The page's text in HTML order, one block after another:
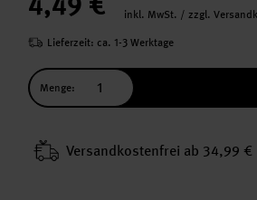
inkl. MwSt. / zzgl.
Lieferzeit: ca. 1-3 Werktage
Menge:
Versand­kosten­frei ab 34,99 €